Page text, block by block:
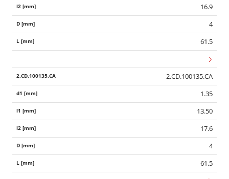
16.9
4
61.5
2.CD.100135.CA
1.35
13.50
17.6
4
61.5